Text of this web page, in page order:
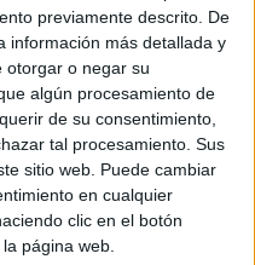
previamente descrito. De
información más detallada y
otorgar o negar su
algún procesamiento de
de su consentimiento,
tal procesamiento. Sus
sitio web. Puede cambiar
en cualquier
clic en el botón
página web.
Andújar, os
[…]